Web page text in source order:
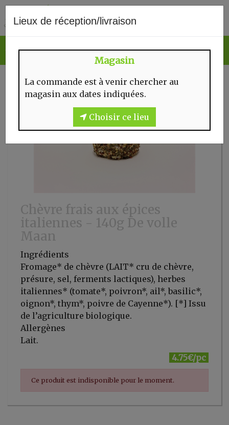
Lieux de réception/livraison
Magasin
La commande est à venir chercher au
magasin aux dates indiquées.
Choisir ce lieu
Chèvre frais aux épices
italiennes - 140g De volle
Maan
Ingrédients
Fromage* de chèvre (LAIT* cru de chèvre,
présure, sel, ferments lactiques), herbes
italiennes* (tomate*, poivron*, ail*, basilic*,
oignon*, thym*, poivre de Cayenne*). [*] Issu
de l’agriculture biologique.
Allergènes
Lait.
4.75€/pc
Ce produit est indisponible pour le moment.